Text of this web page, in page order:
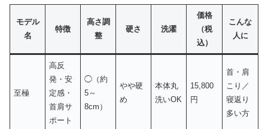
モデル
名
特徴
高さ調
整
硬さ 洗濯
価格
（税
込）
こんな
人に
至極
高反
発・安
定感・
首肩サ
ポート
◯（約
5～
8cm）
やや硬
め
本体丸
洗いOK
15,800
円
首・肩
こり／
寝返り
多い方